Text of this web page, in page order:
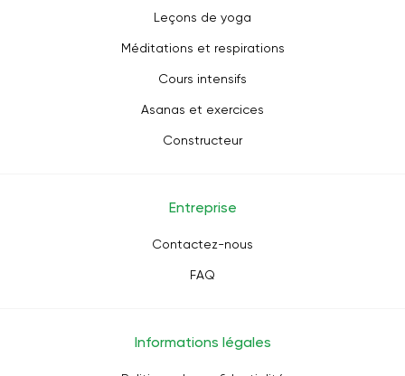
Leçons de yoga
Méditations et respirations
Cours intensifs
Asanas et exercices
Constructeur
Entreprise
Contactez-nous
FAQ
Informations légales